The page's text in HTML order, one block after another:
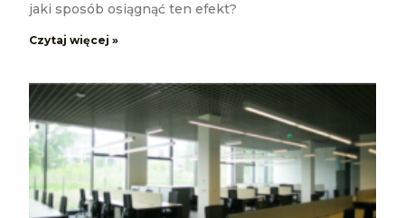
jaki sposób osiągnąć ten efekt?
Czytaj więcej »